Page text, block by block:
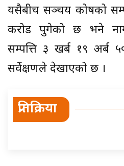
यसैबीच सञ्चय कोषको
करोड पुगेको छ भने
सम्पत्ति ३ खर्ब १९ अर्ब
सर्वेक्षणले देखाएको छ ।
प्रतिक्रिया